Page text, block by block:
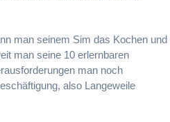
man seinem Sim das Kochen und
man seine 10 erlernbaren
man noch
also Langeweile